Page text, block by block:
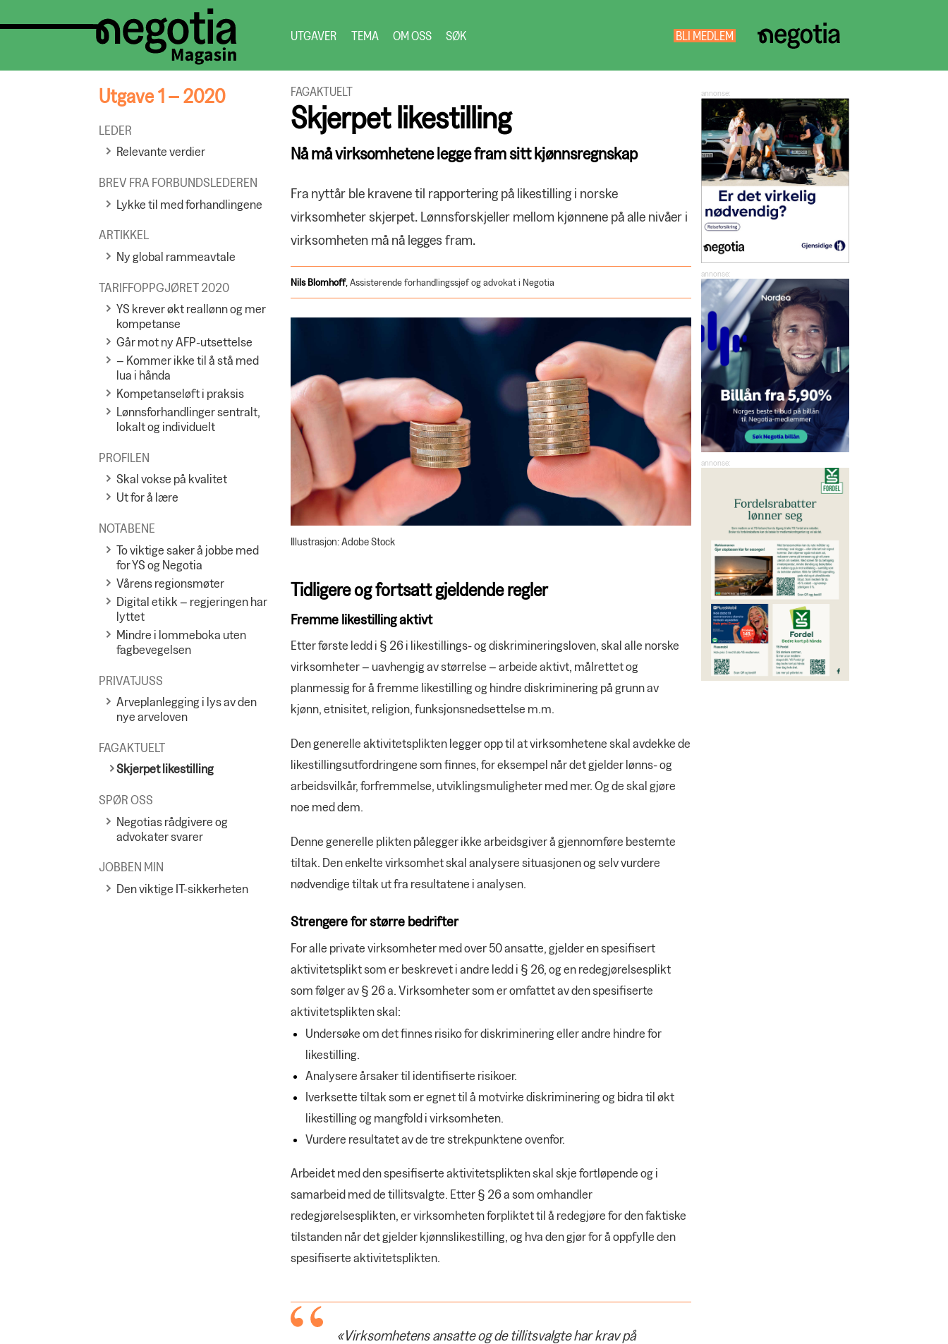
UTGAVER TEMA OM OSS SØK BLI MEDLEM NEGOTIA
Utgave 1 – 2020
LEDER
Relevante verdier
BREV FRA FORBUNDSLEDEREN
Lykke til med forhandlingene
ARTIKKEL
Ny global rammeavtale
TARIFFOPPGJØRET 2020
YS krever økt reallønn og mer
kompetanse
Går mot ny AFP-utsettelse
– Kommer ikke til å stå med
lua i hånda
Kompetanseløft i praksis
Lønnsforhandlinger sentralt,
lokalt og individuelt
PROFILEN
Skal vokse på kvalitet
Ut for å lære
NOTABENE
To viktige saker å jobbe med
for YS og Negotia
Vårens regionsmøter
Digital etikk – regjeringen har
lyttet
Mindre i lommeboka uten
fagbevegelsen
PRIVATJUSS
Arveplanlegging i lys av den
nye arveloven
FAGAKTUELT
Skjerpet likestilling
SPØR OSS
Negotias rådgivere og
advokater svarer
JOBBEN MIN
Den viktige IT-sikkerheten
FAGAKTUELT
Skjerpet likestilling
Nå må virksomhetene legge fram sitt kjønnsregnskap
Fra nyttår ble kravene til rapportering på likestilling i norske
virksomheter skjerpet. Lønnsforskjeller mellom kjønnene på alle nivåer i
virksomheten må nå legges fram.
NilsBlomhoff, Assisterende forhandlingssjef og advokat i Negotia
Illustrasjon: Adobe Stock
Tidligere og fortsatt gjeldende regler
Fremme likestilling aktivt
Etter første ledd i § 26 i likestillings- og diskrimineringsloven, skal alle norske
virksomheter – uavhengig av størrelse – arbeide aktivt, målrettet og
planmessig for å fremme likestilling og hindre diskriminering på grunn av
kjønn, etnisitet, religion, funksjonsnedsettelse m.m.
Den generelle aktivitetsplikten legger opp til at virksomhetene skal avdekke de
likestillingsutfordringene som finnes, for eksempel når det gjelder lønns- og
arbeidsvilkår, forfremmelse, utviklingsmuligheter med mer. Og de skal gjøre
noe med dem.
Denne generelle plikten pålegger ikke arbeidsgiver å gjennomføre bestemte
tiltak. Den enkelte virksomhet skal analysere situasjonen og selv vurdere
nødvendige tiltak ut fra resultatene i analysen.
Strengere for større bedrifter
For alle private virksomheter med over 50 ansatte, gjelder en spesifisert
aktivitetsplikt som er beskrevet i andre ledd i § 26, og en redegjørelsesplikt
som følger av § 26 a. Virksomheter som er omfattet av den spesifiserte
aktivitetsplikten skal:
Undersøke om det finnes risiko for diskriminering eller andre hindre for
likestilling.
Analysere årsaker til identifiserte risikoer.
Iverksette tiltak som er egnet til å motvirke diskriminering og bidra til økt
likestilling og mangfold i virksomheten.
Vurdere resultatet av de tre strekpunktene ovenfor.
Arbeidet med den spesifiserte aktivitetsplikten skal skje fortløpende og i
samarbeid med de tillitsvalgte. Etter § 26 a som omhandler
redegjørelsesplikten, er virksomheten forpliktet til å redegjøre for den faktiske
tilstanden når det gjelder kjønnslikestilling, og hva den gjør for å oppfylle den
spesifiserte aktivitetsplikten.
«Virksomhetens ansatte og de tillitsvalgte har krav på